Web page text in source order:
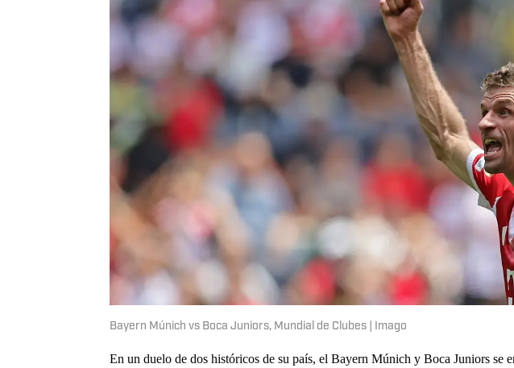
Bayern Múnich vs Boca Juniors, Mundial de Clubes | Imago
En un duelo de dos históricos de su país, el Bayern Múnich y Boca Juniors se